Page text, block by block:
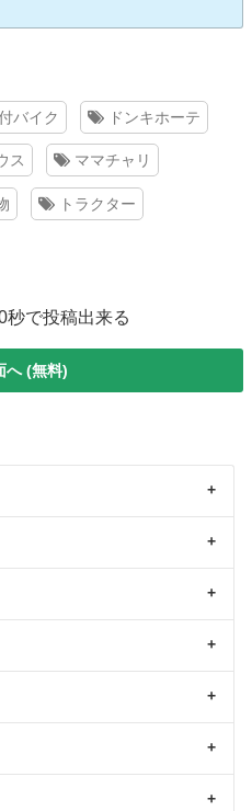
バイク ドンキホーテ
ス ママチャリ
トラクター
秒で投稿出来る
へ (無料)